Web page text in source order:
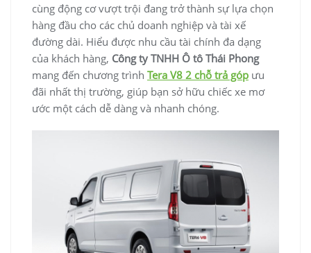
cùng động cơ vượt trội đang trở thành sự lựa chọn
hàng đầu cho các chủ doanh nghiệp và tài xế
đường dài. Hiểu được nhu cầu tài chính đa dạng
của khách hàng, Công ty TNHH Ô tô Thái Phong
mang đến chương trình Tera V8 2 chỗ trả góp ưu
đãi nhất thị trường, giúp bạn sở hữu chiếc xe mơ
ước một cách dễ dàng và nhanh chóng.